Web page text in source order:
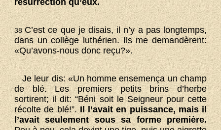
résurrection qu’eux.
38C’est ce que je disais, il n’y a pas longtemps,
dans un collège luthérien. Ils me demandèrent:
«Qu’avons-nous donc reçu?».
Je leur dis: «Un homme ensemença un champ
de blé. Les premiers petits brins d’herbe
sortirent; il dit: “Béni soit le Seigneur pour cette
récolte de blé!”.Il l’avait en puissance, mais il
l’avait seulement sous sa forme première.